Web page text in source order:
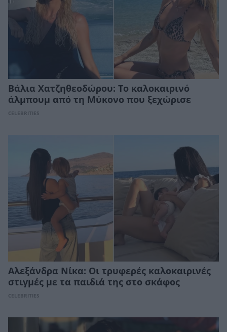
Βάλια Χατζηθεοδώρου: Το καλοκαιρινό
άλμπουμ από τη Μύκονο που ξεχώρισε
CELEBRITIES
Αλεξάνδρα Νίκα: Οι τρυφερές καλοκαιρινές
στιγμές με τα παιδιά της στο σκάφος
CELEBRITIES